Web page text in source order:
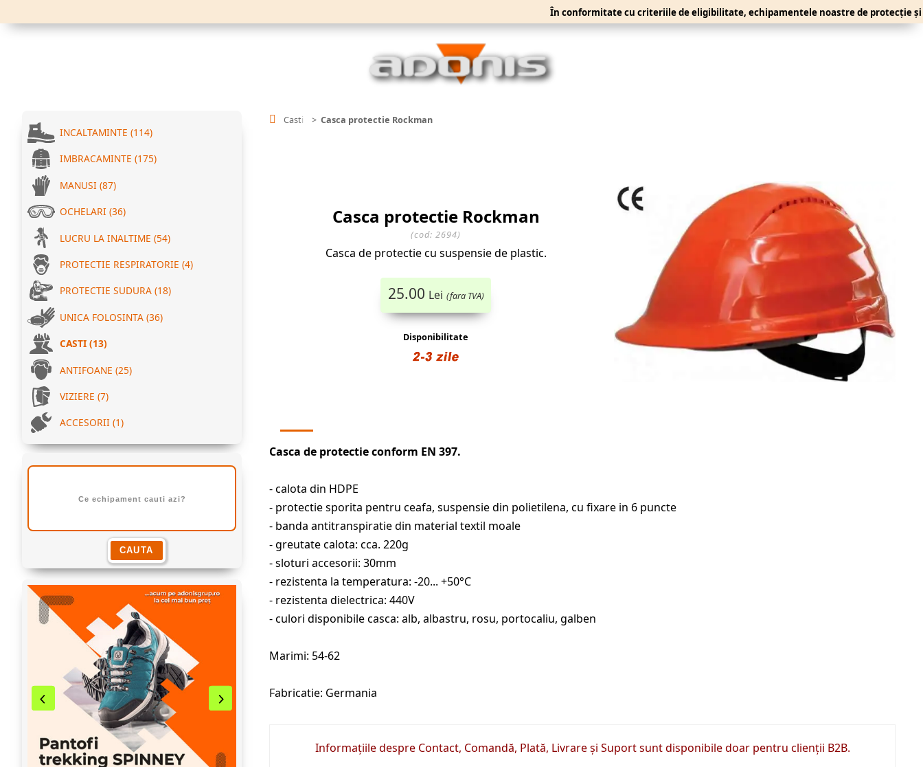
În conformitate cu criteriile de eligibilitate, echipamentele noastre de protecție și lucru
INCALTAMINTE (114)
IMBRACAMINTE (175)
MANUSI (87)
OCHELARI (36)
LUCRU LA INALTIME (54)
PROTECTIE RESPIRATORIE (4)
PROTECTIE SUDURA (18)
UNICA FOLOSINTA (36)
CASTI (13)
ANTIFOANE (25)
VIZIERE (7)
ACCESORII (1)
Casti Casca protectie Rockman
Casca protectie Rockman
(cod:2694)
Casca de protectie cu suspensie de plastic.
25.00 Lei (fara TVA)
Disponibilitate
Casca de protectie conform EN 397.
- calota din HDPE
- protectie sporita pentru ceafa, suspensie din polietilena, cu fixare in 6 puncte
- banda antitranspiratie din material textil moale
- greutate calota: cca. 220g
- sloturi accesorii: 30mm
- rezistenta la temperatura: -20... +50°C
- rezistenta dielectrica: 440V
- culori disponibile casca: alb, albastru, rosu, portocaliu, galben
Marimi: 54-62
Fabricatie: Germania
Informațiile despre Contact, Comandă, Plată, Livrare și Suport sunt disponibile doar pentru clienții B2B.